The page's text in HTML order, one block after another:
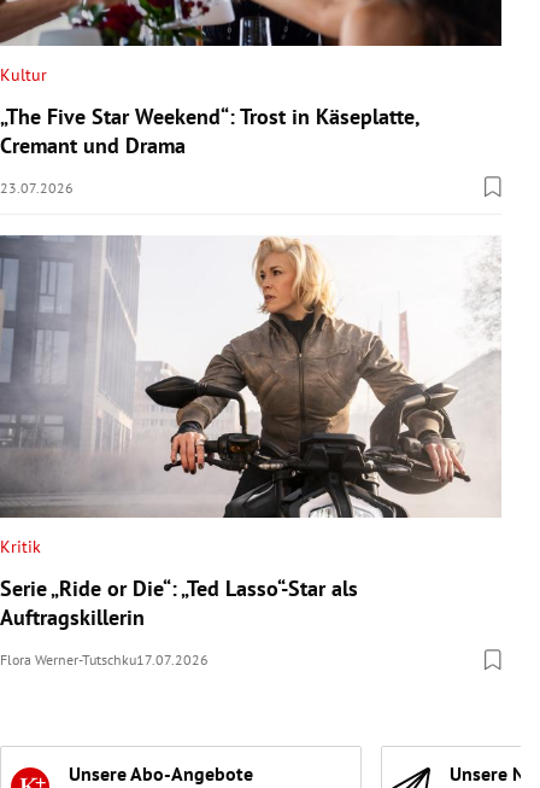
Kultur
„The Five Star Weekend“: Trost in Käseplatte,
Cremant und Drama
23.07.2026
Kritik
Serie „Ride or Die“: „Ted Lasso“-Star als
Auftragskillerin
Flora Werner-Tutschku17.07.2026
Unsere Abo-Angebote Unsere